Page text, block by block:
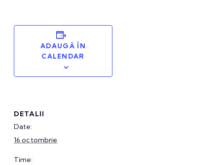
ADAUGĂ ÎN
CALENDAR
DETALII
Date:
16 octombrie
Time: